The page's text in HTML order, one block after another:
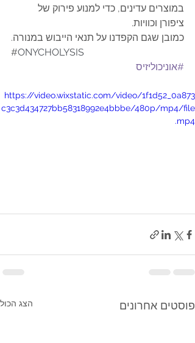
במוצרים עדינים, כדי למנוע פירוק של
ציפורן וכוויות.
כמובן שגם הקפדנו על תנאי הייבוש במנורה.
#ONYCHOLYSIS
#אוניכוליזיס
https://video.wixstatic.com/video/1f1d52_0a873
c3c3d434727bb58318992e4bbbe/480p/mp4/file
.mp4
פוסטים אחרונים הצג הכול